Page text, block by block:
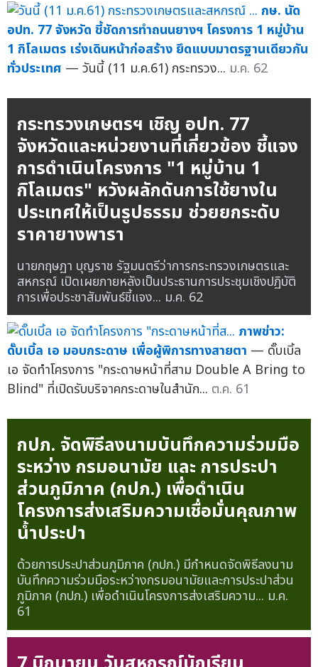
กษ. นัด
อปท. 77 จังหวัด ชี้ชัดการทำถนนยางฯ โครงการ 1 หมู่บ้าน
1 กิโลเมตร เร่งเดินหน้าก่อสร้าง ยึดแบบมาตรฐานเดียวกัน
ทั่วประเทศ — วันนี้ (11 ม.ค.61) กระทรวง... ม.ค. 62
กระทรวงเกษตรฯ เชิญ อปท. 77
จังหวัดและหน่วยงานที่เกี่ยวข้อง ชี้แจง
การดำเนินโครงการ "1 หมู่บ้าน 1
กิโลเมตร" หวังผลักดันการใช้ยางใน
ประเทศให้เป็นรูปธรรม ช่วยยกระดับ
ราคายางพารา
นายกฤษฏา บุญราช รัฐมนตรีว่าการกระทรวงเกษตรและ
สหกรณ์ เปิดเผยภายหลังเป็นประธานการประชุมเชิงปฏิบัติ
การเพื่อประชาสัมพันธ์ชี้แจง... ม.ค. 62
ภาพข่าว:
ดั๊บเบิ้ล เอ มอบกระดาษ เพื่อผู้พิการทางสายตา — ดั๊บเบิ้ล
เอ จัดทำโครงการ "กระดาษหน้าที่สาม Double A Bring to
Blind" ที่เปิดรับบริจาคกระดาษในสำนัก... ต.ค. 61
กปภ. จัดพิธีลงนามบันทึกความร่วมมือ
ระหว่าง กรมอนามัย และ การประปา
ส่วนภูมิภาค (กปภ.) เพื่อดำเนิน
โครงการส่งเสริมความเชื่อมั่นคุณภาพ
น้ำประปา
ด้วยการประปาส่วนภูมิภาค (กปภ.) มีกำหนดจัดพิธีลงนาม
บันทึกความร่วมมือระหว่างกรมอนามัยและการประปาส่วน
ภูมิภาค (กปภ.) เพื่อดำเนินโครงการส่งเสริมความ... ม.ค.
61